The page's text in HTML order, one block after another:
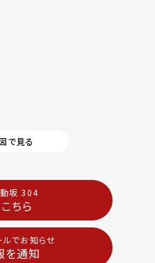
で見る
動坂 304
ちら
ルでお知らせ
を通知